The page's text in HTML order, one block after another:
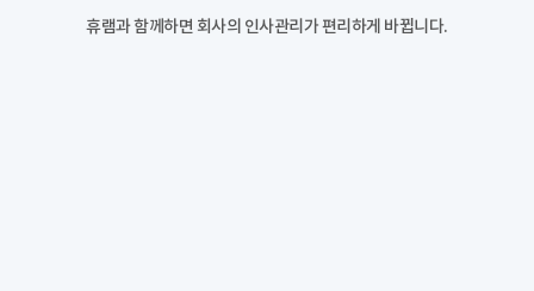
휴램과 함께하면 회사의 인사관리가 편리하게 바뀝니다.